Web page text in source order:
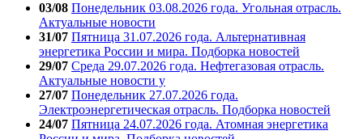
03/08 Понедельник 03.08.2026 года. Угольная отрасль.
Актуальные новости
31/07 Пятница 31.07.2026 года. Альтернативная
энергетика России и мира. Подборка новостей
29/07 Среда 29.07.2026 года. Нефтегазовая отрасль.
Актуальные новости у
27/07 Понедельник 27.07.2026 года.
Электроэнергетическая отрасль. Подборка новостей
24/07 Пятница 24.07.2026 года. Атомная энергетика